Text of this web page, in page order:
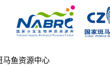
马鱼资源中心